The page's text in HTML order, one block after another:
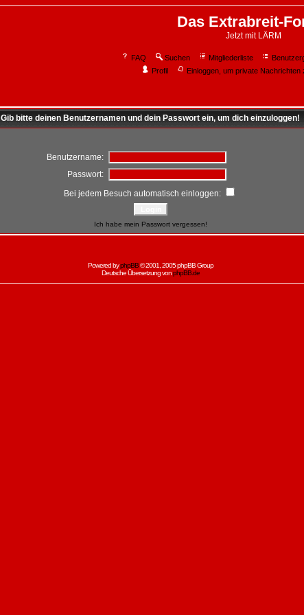
Das Extrabreit-
Jetzt mit LÄRM
FAQ Suchen Mitgliederliste
Profil
Einloggen, um private Nachrichten
Gib bitte deinen Benutzernamen und dein Passwort ein, um dich einzuloggen!
Benutzername:
Passwort:
Bei jedem Besuch automatisch einloggen:
Ich habe mein Passwort vergessen!
Powered byphpBB© 2001, 2005 phpBB Group
Deutsche Übersetzung vonphpBB.de